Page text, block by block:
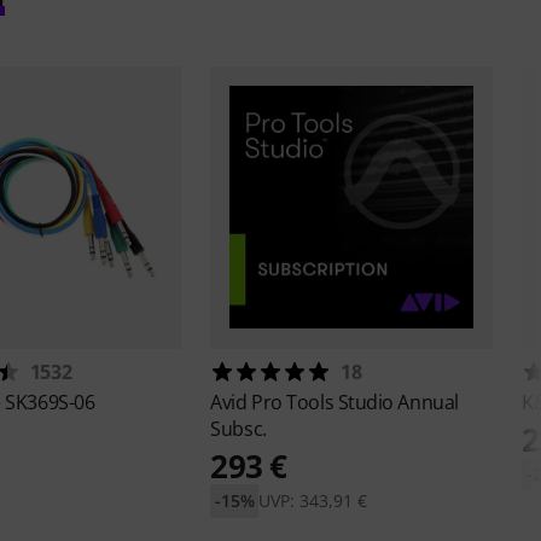
1532
SK369S-06
18
Avid Pro Tools Studio Annual
Subsc.
293 €
UVP: 343,91 €
-15%